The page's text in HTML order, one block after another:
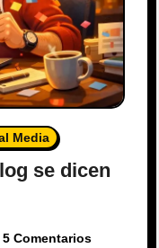
Media
se dicen
5 Comentarios